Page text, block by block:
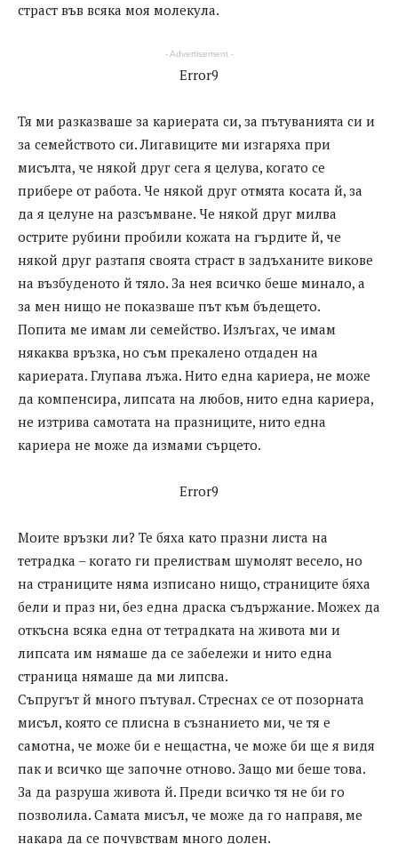
страст във всяка моя молекула.
- Advertisement -
Error9
Тя ми разказваше за кариерата си, за пътуванията си и
за семейството си. Лигавиците ми изгаряха при
мисълта, че някой друг сега я целува, когато се
прибере от работа. Че някой друг отмята косата й, за
да я целуне на разсъмване. Че някой друг милва
острите рубини пробили кожата на гърдите й, че
някой друг разтапя своята страст в задъханите викове
на възбуденото й тяло. За нея всичко беше минало, а
за мен нищо не показваше път към бъдещето.
Попита ме имам ли семейство. Излъгах, че имам
някаква връзка, но съм прекалено отдаден на
кариерата. Глупава лъжа. Нито една кариера, не може
да компенсира, липсата на любов, нито една кариера,
не изтрива самотата на празниците, нито една
кариера не може да измами сърцето.
Error9
Моите връзки ли? Те бяха като празни листа на
тетрадка – когато ги прелиствам шумолят весело, но
на страниците няма изписано нищо, страниците бяха
бели и праз ни, без една драска съдържание. Можех да
откъсна всяка една от тетрадката на живота ми и
липсата им нямаше да се забележи и нито една
страница нямаше да ми липсва.
Съпругът й много пътувал. Стреснах се от позорната
мисъл, която се плисна в съзнанието ми, че тя е
самотна, че може би е нещастна, че може би ще я видя
пак и всичко ще започне отново. Защо ми беше това.
За да разруша живота й. Преди всичко тя не би го
позволила. Самата мисъл, че може да го направя, ме
накара да се почувствам много долен.